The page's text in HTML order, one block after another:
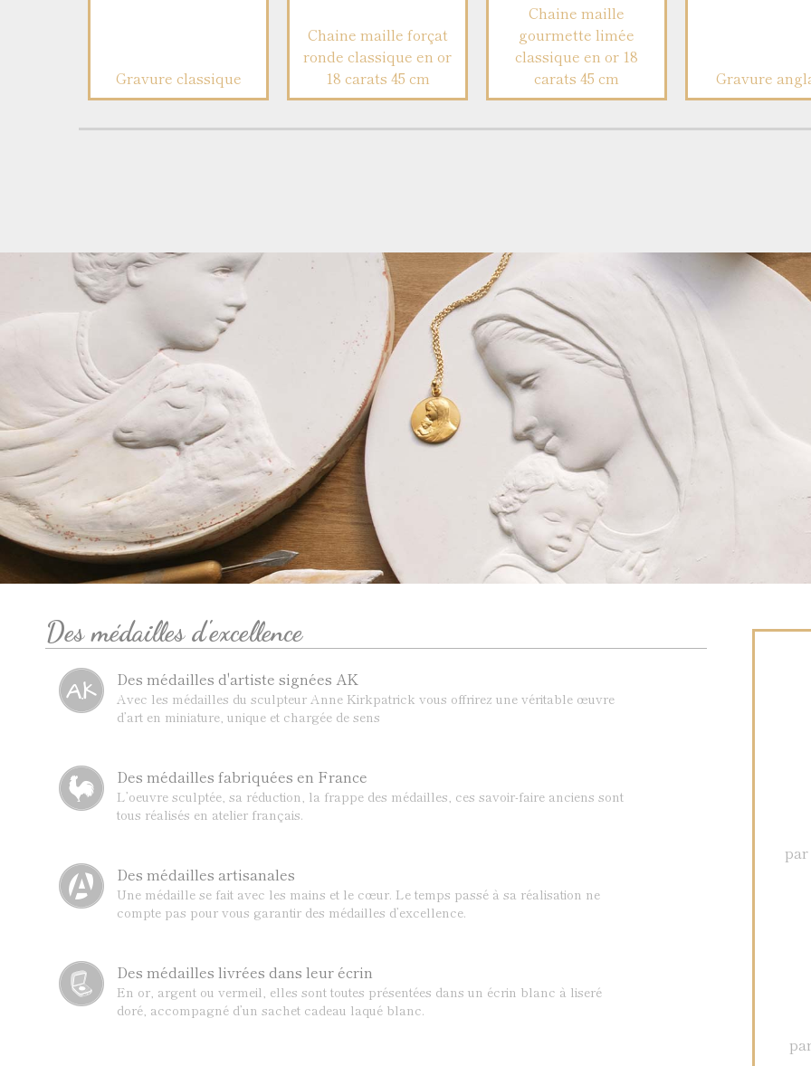
Gravure classique
Chaine maille forçat
ronde classique en or
18 carats 45 cm
Chaine maille
gourmette limée
classique en or 18
carats 45 cm
Gravure
Des médailles d'excellence
Des médailles d'artiste signées AK
Avec les médailles du sculpteur Anne Kirkpatrick vous offrirez une véritable œuvre
d’art en miniature, unique et chargée de sens
Des médailles fabriquées en France
L’oeuvre sculptée, sa réduction, la frappe des médailles, ces savoir-faire anciens sont
tous réalisés en atelier français.
Des médailles artisanales
Une médaille se fait avec les mains et le cœur. Le temps passé à sa réalisation ne
compte pas pour vous garantir des médailles d’excellence.
Des médailles livrées dans leur écrin
En or, argent ou vermeil, elles sont toutes présentées dans un écrin blanc à liseré
doré, accompagné d’un sachet cadeau laqué blanc.